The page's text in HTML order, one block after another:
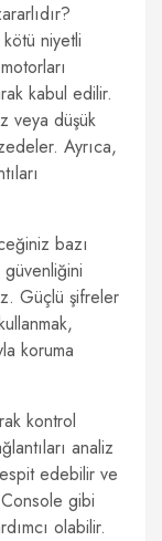
niyetli
kabul edilir.
veya düşük
Ayrıca,
bazı
Güçlü şifreler
koruma
kontrol
analiz
edebilir ve
gibi
olabilir.